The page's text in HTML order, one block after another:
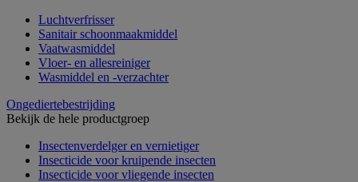
Luchtverfrisser
Sanitair schoonmaakmiddel
Vaatwasmiddel
Vloer- en allesreiniger
Wasmiddel en -verzachter
Ongediertebestrijding
Bekijk de hele productgroep
Insectenverdelger en vernietiger
Insecticide voor kruipende insecten
Insecticide voor vliegende insecten